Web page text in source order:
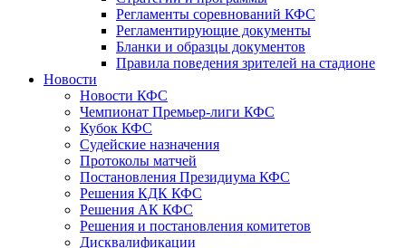
Регламенты соревнований КФС
Регламентирующие документы
Бланки и образцы документов
Правила поведения зрителей на стадионе
Новости
Новости КФС
Чемпионат Премьер-лиги КФС
Кубок КФС
Судейские назначения
Протоколы матчей
Постановления Президиума КФС
Решения КДК КФС
Решения АК КФС
Решения и постановления комитетов
Дисквалификации